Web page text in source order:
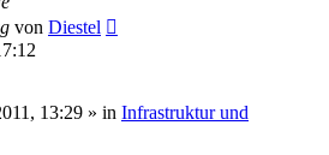
von Diestel
13:29 » in Infrastruktur und